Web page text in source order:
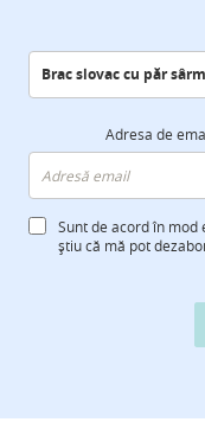
Adresa de
Sunt de acord în
știu că mă pot